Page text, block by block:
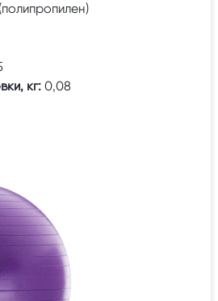
кг: 0,08